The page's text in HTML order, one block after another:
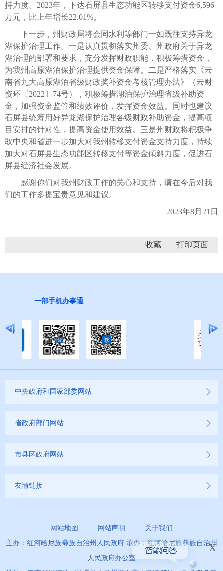
持力度。2023年，下达石屏县生态功能区转移支付资金6,596
万元，比上年增长22.01%。
下一步，州财政局将会同水利等部门一如既往支持异龙
湖保护治理工作。一是认真贯彻落实州委、州政府关于异龙
湖治理的部署和要求，充分发挥财政职能，积极筹措资金，
为我州高原湖泊保护治理提供资金保障。二是严格落实《云
南省九大高原湖泊省级财政奖补资金考核管理办法》（云财
资环〔2022〕74号），积极筹措湖泊保护治理省级补助资
金，加强资金监管和绩效评价，发挥资金效益。同时也建议
石屏县统筹用好异龙湖保护治理各级财政补助资金，提高项
目安排的针对性，提高资金使用效益。三是州财政将积极争
取中央和省进一步加大对我州转移支付资金支持力度，持续
加大对石屏县生态功能区转移支付等资金倾斜力度，促进石
屏县经济社会发展。
感谢你们对我州财政工作的关心和支持，请在今后对我
们的工作多提宝贵意见和建议。
2023年8月21日
收藏
中央政府和国家部委网站
省政府部门网站
市县区政府网站
友情链接
网站地图 网站声明
关于我们
主办：红河哈尼族彝族自治州人民政府 承办：红河哈尼族彝族自治州
人民政府办公室
x